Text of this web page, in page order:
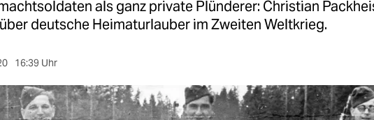
als ganz private Plünderer: Christian
deutsche Heimaturlauber im Zweiten Weltkrieg.
16:39 Uhr